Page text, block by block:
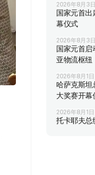
2026年8月3
国家元首
幕仪式
2026年8月3
国家元首启
亚物流枢纽
2026年8月1
哈萨克斯坦
大奖赛开幕
2026年8月1
托卡耶夫总